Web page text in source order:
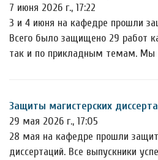
7 июня 2026 г., 17:22
3 и 4 июня на кафедре прошли
Всего было защищено 29 работ
так и по прикладным темам. Мы
Защиты магистерских
29 мая 2026 г., 17:05
28 мая на кафедре прошли
диссертаций. Все выпускники